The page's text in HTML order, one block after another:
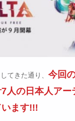
てきた通り、 今回
人の日本人アー
ます!!!